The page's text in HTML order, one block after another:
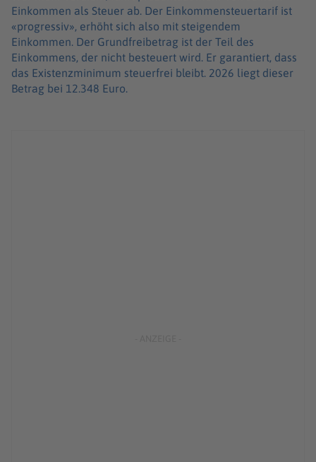
Einkommen als Steuer ab. Der Einkommensteuertarif ist
«progressiv», erhöht sich also mit steigendem
Einkommen. Der Grundfreibetrag ist der Teil des
Einkommens, der nicht besteuert wird. Er garantiert, dass
das Existenzminimum steuerfrei bleibt. 2026 liegt dieser
Betrag bei 12.348 Euro.